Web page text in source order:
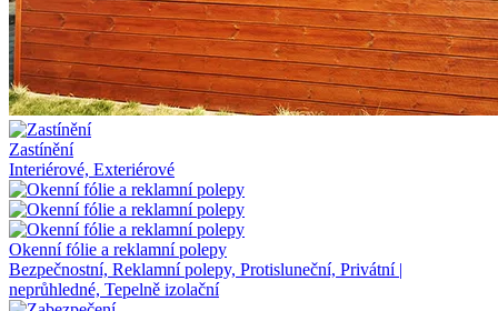
Zastínění
Interiérové, Exteriérové
Okenní fólie a reklamní polepy
Bezpečnostní, Reklamní polepy, Protisluneční, Privátní |
neprůhledné, Tepelně izolační